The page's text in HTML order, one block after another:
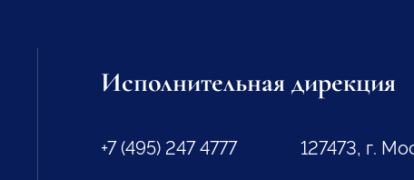
Исполнительная дирекция
+7 (495) 247 4777
127473, г.